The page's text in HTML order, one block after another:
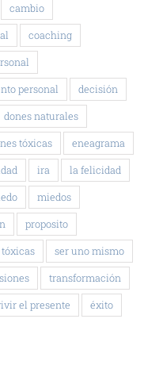
cambio
coaching
personal decisión
dones naturales
tóxicas eneagrama
ira la felicidad
miedos
proposito
ser uno mismo
transformación
el presente éxito